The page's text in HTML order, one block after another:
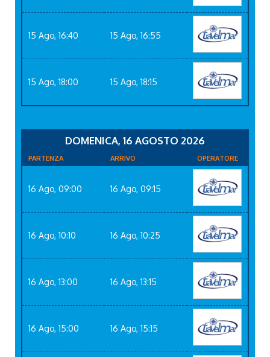
15 Ago, 16:40 15 Ago, 16:55
15 Ago, 18:00 15 Ago, 18:15
DOMENICA, 16 AGOSTO 2026
PARTENZA ARRIVO OPERATORE
16 Ago, 09:00 16 Ago, 09:15
16 Ago, 10:10 16 Ago, 10:25
16 Ago, 13:00 16 Ago, 13:15
16 Ago, 15:00 16 Ago, 15:15